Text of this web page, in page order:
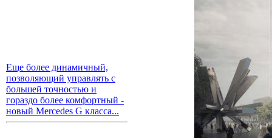
Еще более динамичный,
позволяющий управлять с
большей точностью и
гораздо более комфортный -
новый Mercedes G класса...